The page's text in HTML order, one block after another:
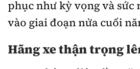
Giới thiệu xe
Tư vấn
Ô tô
Xe máy
phục như kỳ vọng và sức
vào giai đoạn nửa cuối
Hãng xe thận trọng